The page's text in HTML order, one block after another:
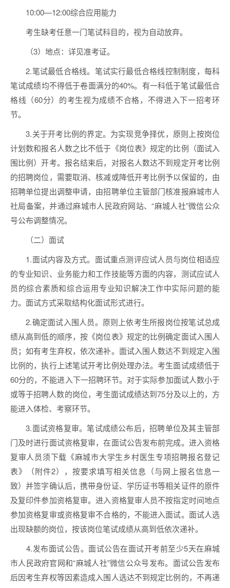
10:00—12:00综合应用能力
考生缺考任意一门笔试科目的，视为自动放弃。
（3）地点：详见准考证。
2.笔试最低合格线。笔试实行最低合格线控制制度，每科
笔试成绩均不得低于卷面满分的40%。有一科低于笔试最低合
格线（60分）的考生视为成绩不合格，不得进入下一招考环
节。
3.关于开考比例的界定。为实现竞争择优，原则上按岗位
计划数和报名人数之比不低于《岗位表》规定的比例（面试入
围比例）开考。报名结束后，对报名人数达不到规定开考比例
的招聘岗位，需要取消、核减或降低开考比例予以保留的，由
招聘单位提出调整申请，由招聘单位主管部门核准报麻城市人
社局备案，并通过麻城市人民政府网站、“麻城人社”微信公众
号公布调整情况。
（二）面试
1.面试内容及方式。面试重点测评应试人员与岗位相适应
的专业知识、业务能力和工作技能等方面的内容，测试应试人
员的综合素质和综合运用专业知识解决工作中实际问题的能
力。面试方式采取结构化面试形式进行。
2.确定面试入围人员。原则上依考生所报岗位按笔试总成
绩从高到低的顺序，按《岗位表》规定的比例确定面试入围人
员；如有考生弃权，依次递补。面试入围人数达不到规定入围
比例的，执行上述笔试开考比例处理办法。考生面试成绩低于
60分的，不能进入下一招聘环节。对于实际参加面试人数小于
或等于招聘人数的岗位，考生面试成绩达到75分及以上的，方
能进入体检、考察环节。
3.面试资格复审。笔试成绩公布后，招聘单位及其主管部
门及时进行面试资格复审，在面试公告发布前完成。进入资格
复审人员须下载《麻城市大学生乡村医生专项招聘报名登记
表》（附件2），按要求填写相关信息（与网上报名信息一
致）并签字确认后，携带身份证、学历证书等相关证件的原件
及复印件参加资格复审。进入资格复审人员不按指定时间地点
参加资格复审或资格复审不合格的，不能进入面试。面试人选
出现缺额的岗位，按该岗位笔试成绩从高到低依次递补。
4.发布面试公告。面试公告在面试开考前至少5天在麻城
市人民政府官网和“麻城人社”微信公众号发布。面试公告发布
后因考生弃权等因素造成入围人选达不到规定比例的，不再递